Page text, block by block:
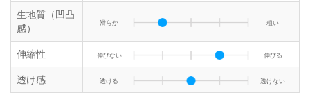
生地質（凹凸
感）
滑らか 粗い
伸縮性 伸びない 伸びる
透け感 透ける 透けない